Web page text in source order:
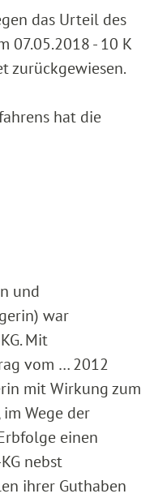
das Urteil des
07.05.2018 - 10 K
zurückgewiesen.
hat die
und
war
Mit
vom … 2012
mit Wirkung zum
Wege der
einen
nebst
ihrer Guthaben